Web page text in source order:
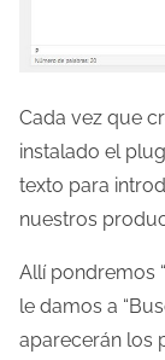
Cada vez que
instalado el
texto para
nuestros
Allí pondremos
le damos a
aparecerán los